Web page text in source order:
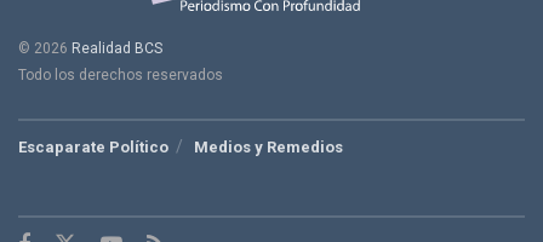
© 2026 Realidad BCS
Todo los derechos reservados
Escaparate Político Medios y Remedios